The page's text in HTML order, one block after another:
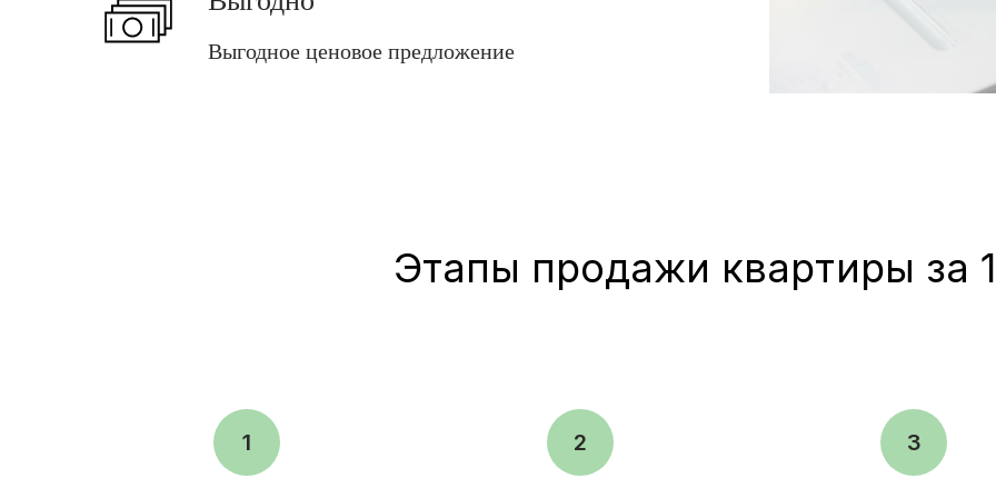
Выгодное ценовое предложение
Этапы продажи квартиры за